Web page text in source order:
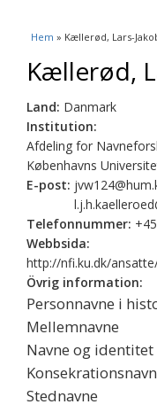
Du är här
Hem » Kællerød, Lars-
Kællerød,
Land: Danmark
Institution:
Afdeling for
Københavns
E-post:
Telefonnummer:
Webbsida:
http://nfi.ku.dk/
Övrig information:
Personnavne i
Mellemnavne
Navne og identitet
Stednavne